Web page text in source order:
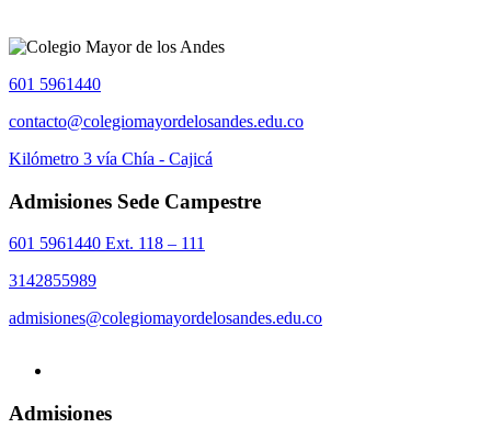
601 5961440
contacto@colegiomayordelosandes.edu.co
Kilómetro 3 vía Chía - Cajicá
Admisiones Sede Campestre
601 5961440 Ext. 118 – 111
3142855989
admisiones@colegiomayordelosandes.edu.co
Admisiones